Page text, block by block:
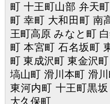
町 十王町山部 弁天
町 幸町 大和田町 南
王町高原 みなと町
町 本宮町 石名坂町
町 東成沢町 東金沢
塙山町 滑川本町 滑
東河内町 十王町黒